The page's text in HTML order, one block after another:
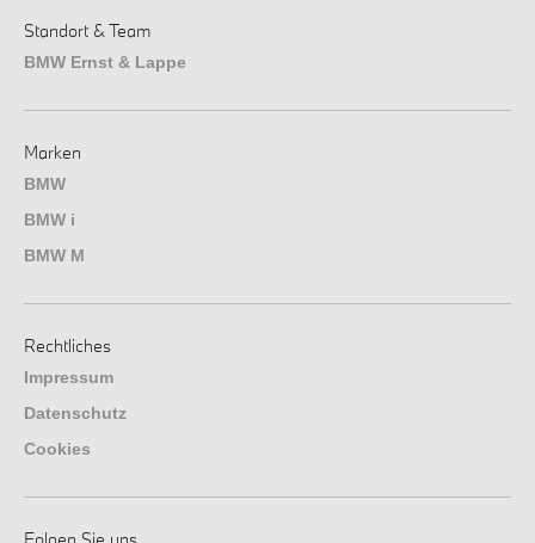
Standort & Team
BMW Ernst & Lappe
Marken
BMW
BMW i
BMW M
Rechtliches
Impressum
Datenschutz
Cookies